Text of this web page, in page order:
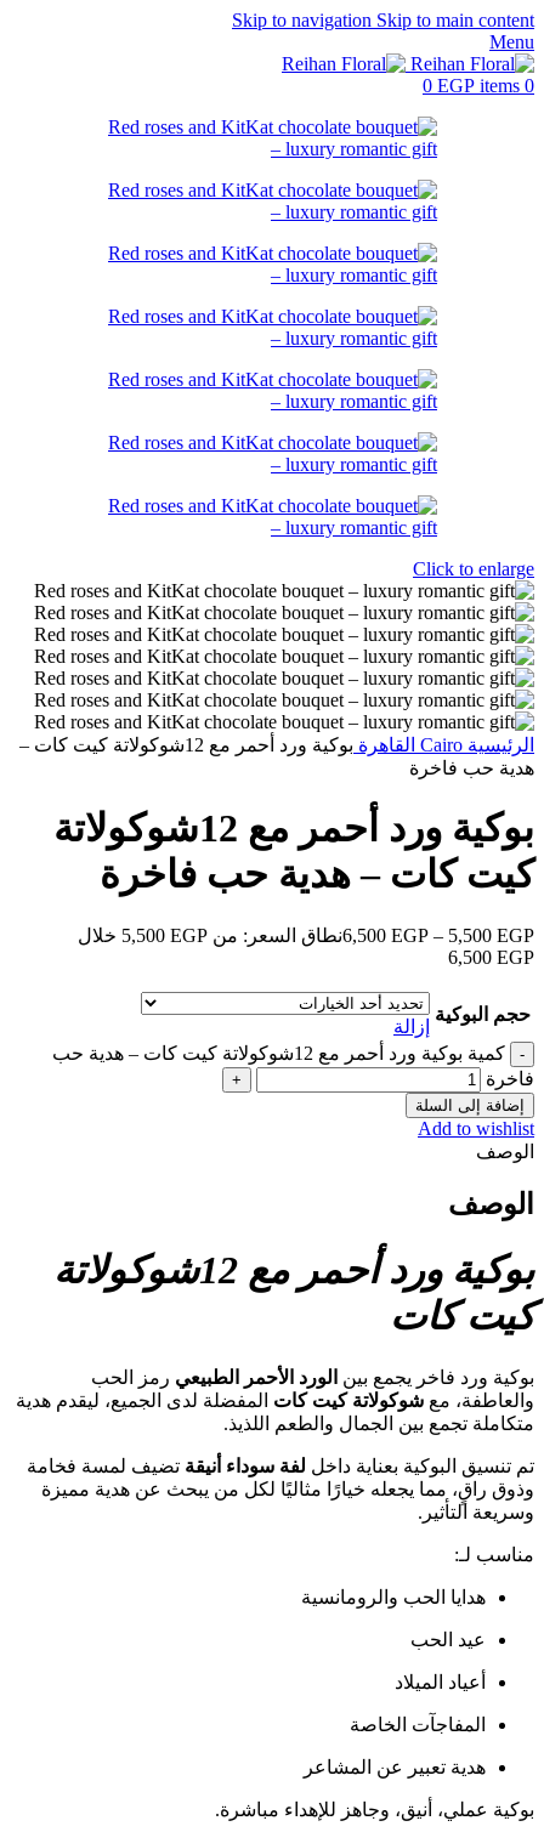
Skip to navigation Skip to main content
Menu
0
items
0 EGP
Click to enlarge
الرئيسية Cairo القاهرة
بوكية ورد أحمر مع 12شوكولاتة كيت كات –
هدية حب فاخرة
بوكية ورد أحمر مع 12شوكولاتة
كيت كات – هدية حب فاخرة
5,500 EGP
–
6,500 EGP
نطاق السعر: من ⁦5,500 EGP⁩ خلال
حجم البوكية
إزالة
كمية بوكية ورد أحمر مع 12شوكولاتة كيت كات – هدية حب
فاخرة
إضافة إلى السلة
Add to wishlist
الوصف
الوصف
بوكية ورد أحمر مع 12شوكولاتة
كيت كات
بوكية ورد فاخر يجمع بين الورد الأحمر الطبيعي رمز الحب
والعاطفة، مع شوكولاتة كيت كات المفضلة لدى الجميع، ليقدم هدية
متكاملة تجمع بين الجمال والطعم اللذيذ.
تم تنسيق البوكية بعناية داخل لفة سوداء أنيقة تضيف لمسة فخامة
وذوق راقٍ، مما يجعله خيارًا مثاليًا لكل من يبحث عن هدية مميزة
وسريعة التأثير.
مناسب لـ:
هدايا الحب والرومانسية
عيد الحب
أعياد الميلاد
المفاجآت الخاصة
هدية تعبير عن المشاعر
بوكية عملي، أنيق، وجاهز للإهداء مباشرة.